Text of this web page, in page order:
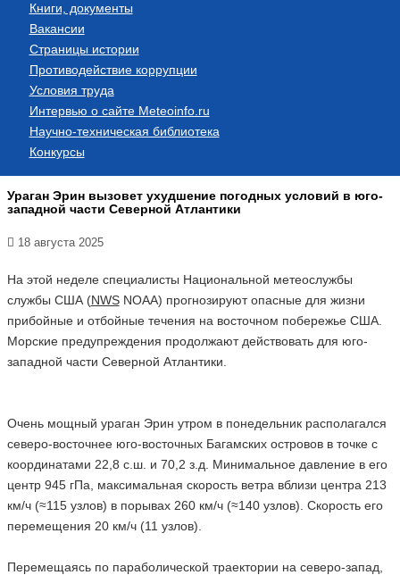
Книги, документы
Вакансии
Страницы истории
Противодействие коррупции
Условия труда
Интервью о сайте Meteoinfo.ru
Научно-техническая библиотека
Конкурсы
Ураган Эрин вызовет ухудшение погодных условий в юго-
западной части Северной Атлантики
18 августа 2025
На этой неделе специалисты Национальной метеослужбы
службы США (NWSNOAA) прогнозируют опасные для жизни
прибойные и отбойные течения на восточном побережье США.
Морские предупреждения продолжают действовать для юго-
западной части Северной Атлантики.
Очень мощный ураган Эрин утром в понедельник располагался
северо-восточнее юго-восточных Багамских островов в точке с
координатами 22,8 с.ш. и 70,2 з.д. Минимальное давление в его
центр 945 гПа, максимальная скорость ветра вблизи центра 213
км/ч (≈115 узлов) в порывах 260 км/ч (≈140 узлов). Скорость его
перемещения 20 км/ч (11 узлов).
Перемещаясь по параболической траектории на северо-запад,